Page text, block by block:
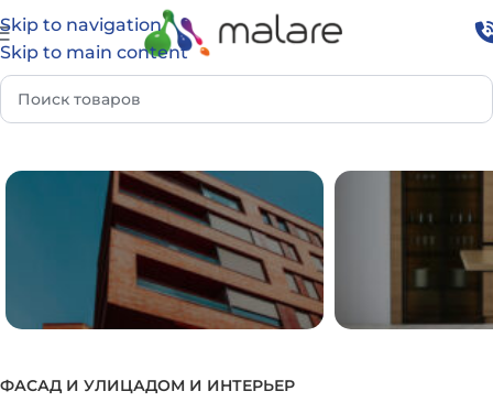
Skip to navigation
Skip to main content
Главная Товар Группа Эмаль для детских площадок
ФАСАД И УЛИЦАДОМ И ИНТЕРЬЕР